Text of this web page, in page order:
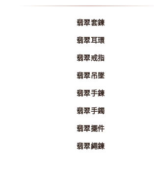
翡翠套鍊
翡翠耳環
翡翠戒指
翡翠吊墜
翡翠手鍊
翡翠手鐲
翡翠擺件
翡翠繩鍊